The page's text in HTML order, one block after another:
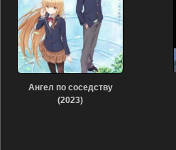
Ангел по соседству
(2023)